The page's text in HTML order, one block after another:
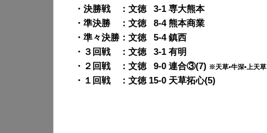
・決勝戦 ：文徳
3-1 専大熊本
・準決勝 ：文徳
8-4 熊本商業
・準々決勝：文徳
5-4 鎮西
・３回戦 ：文徳
3-1 有明
・２回戦 ：文徳
9-0 連合③(7) ※天草•牛深•上天草
・１回戦 ：文徳 15-0 天草拓心(5)